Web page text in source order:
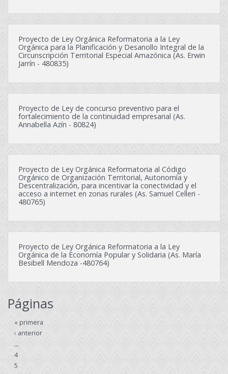
Proyecto de Ley Orgánica Reformatoria a la Ley
Orgánica para la Planificación y Desanollo Integral de la
Circunscripción Territorial Especial Amazónica (As. Erwin
Jarrín - 480835)
Proyecto de Ley de concurso preventivo para el
fortalecimiento de la continuidad empresarial (As.
Annabella Azín - 80824)
Proyecto de Ley Orgánica Reformatoria al Código
Orgánico de Organización Territorial, Autonomía y
Descentralización, para incentivar la conectividad y el
acceso a internet en zonas rurales (As. Samuel Celleri -
480765)
Proyecto de Ley Orgánica Reformatoria a la Ley
Orgánica de la Economía Popular y Solidaria (As. María
Besibell Mendoza -480764)
Páginas
« primera
‹ anterior
…
4
5